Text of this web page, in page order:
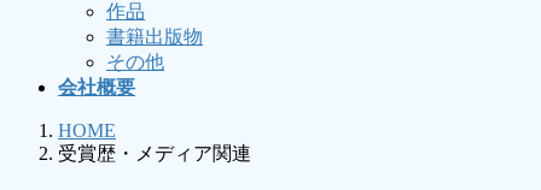
作品
書籍出版物
その他
会社概要
HOME
受賞歴・メディア関連